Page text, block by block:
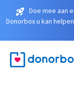
Doe mee aan
Donorbox u kan